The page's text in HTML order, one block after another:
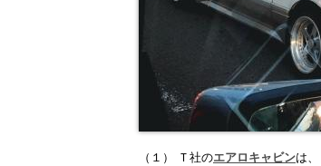
（１） Ｔ社のエアロキャビンは、